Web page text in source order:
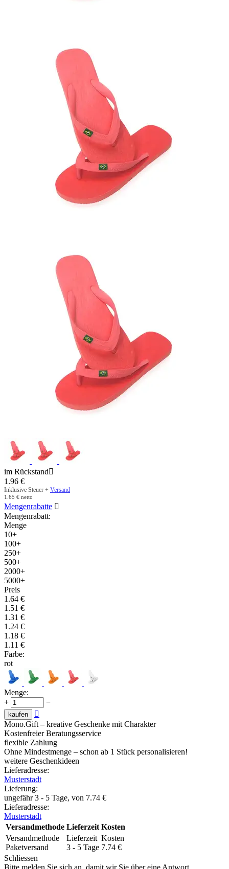
im Rückstand
1.96 €
Inklusive Steuer + Versand
1.65 € netto
Mengenrabatte 
Mengenrabatt:
Menge
10+
100+
250+
500+
2000+
5000+
Preis
1.64 €
1.51 €
1.31 €
1.24 €
1.18 €
1.11 €
Farbe:
rot
Menge:
+
−
kaufen

Mono.Gift – kreative Geschenke mit Charakter
Kostenfreier Beratungsservice
flexible Zahlung
Ohne Mindestmenge – schon ab 1 Stück personalisieren!
weitere Geschenkideen
Lieferadresse:
Musterstadt
Lieferung:
ungefähr 3 - 5 Tage, von 7.74 €
Lieferadresse:
Musterstadt
Versandmethode Lieferzeit Kosten
Versandmethode
Paketversand
Lieferzeit
3 - 5 Tage
Kosten
7.74 €
Schliessen
Bitte melden Sie sich an, damit wir Sie über eine Antwort